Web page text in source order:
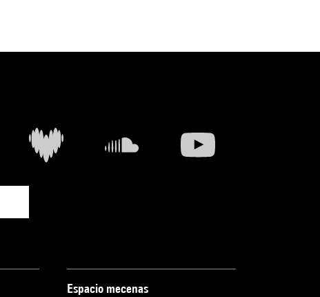
Espacio mecenas